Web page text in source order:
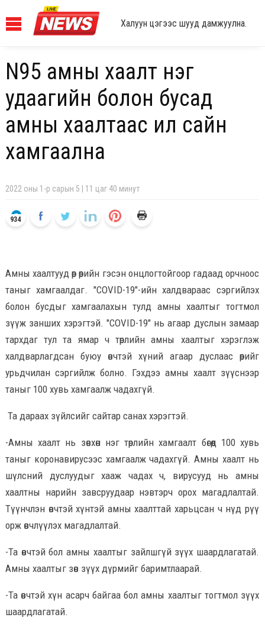
Халуун цэгээс шууд дамжуулна.
N95 амны хаалт нэг
удаагийн болон бусад
амны хаалтаас илүү сайн
хамгаална
2022 оны 1-р сарын 5 | 11 цаг 40 минут
934
Амны хаалтууд өөр өөрийн гэсэн онцлогтойгоор гадаад орчноос
таныг хамгаалдаг. "COVID-19"-ийн халдвараас сэргийлэх
болон бусдыг хамгаалахын тулд амны хаалтыг тогтмол
зүүж занших хэрэгтэй. "COVID-19" нь агаар дуслын замаар
тархдаг тул та ямар ч төрлийн амны хаалтыг хэрэглэж
халдварлагдсан буюу өвчтэй хүний агаар дуслаас өөрийгөө
урьдчилан сэргийлж болно. Гэхдээ амны хаалт зүүснээр
таныг 100 хувь хамгаалж чадахгүй.
Та дараах зүйлсийг сайтар санах хэрэгтэй.
-Амны хаалт нь зөвхөн нэг төрлийн хамгаалт бөгөөд 100 хувь
таныг коронавирусээс хамгаалж чадахгүй. Амны хаалт нь
шүлсний дуслуудыг хааж чадах ч, вирусууд нь амны
хаалтны нарийн завсруудаар нэвтэрч орох магадлалтай.
Түүнчлэн өвчтэй хүнтэй амны хаалттай харьцсан ч нүд рүү
орж өвчлүүлэх магадлалтай.
-Та өвчтэй бол амны хаалтыг зайлшгүй зүүх шаардлагатай.
Амны хаалтыг зөв зүүх дүрмийг баримтлаарай.
-Та өвчтэй хүн асарч байгаа бол амны хаалтыг тогтмол зүүх
шаардлагатай.